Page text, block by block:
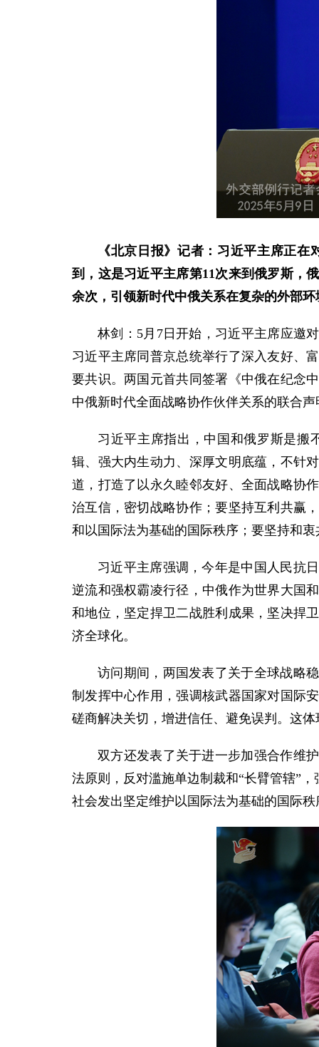
《北京日报》记者：习近平主席正
到，这是习近平主席第11次来到俄罗斯，
余次，引领新时代中俄关系在复杂的外部
林剑：5月7日开始，习近平主席应邀
习近平主席同普京总统举行了深入友好、
要共识。两国元首共同签署《中俄在纪念
中俄新时代全面战略协作伙伴关系的联合
习近平主席指出，中国和俄罗斯是搬
辑、强大内生动力、深厚文明底蕴，不针
道，打造了以永久睦邻友好、全面战略协
治互信，密切战略协作；要坚持互利共赢
和以国际法为基础的国际秩序；要坚持和
习近平主席强调，今年是中国人民抗
逆流和强权霸凌行径，中俄作为世界大国
和地位，坚定捍卫二战胜利成果，坚决捍
济全球化。
访问期间，两国发表了关于全球战略
制发挥中心作用，强调核武器国家对国际
磋商解决关切，增进信任、避免误判。这
双方还发表了关于进一步加强合作维
法原则，反对滥施单边制裁和“长臂管辖”
社会发出坚定维护以国际法为基础的国际